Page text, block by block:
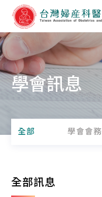
學會訊息
全部 學會會務
全部訊息